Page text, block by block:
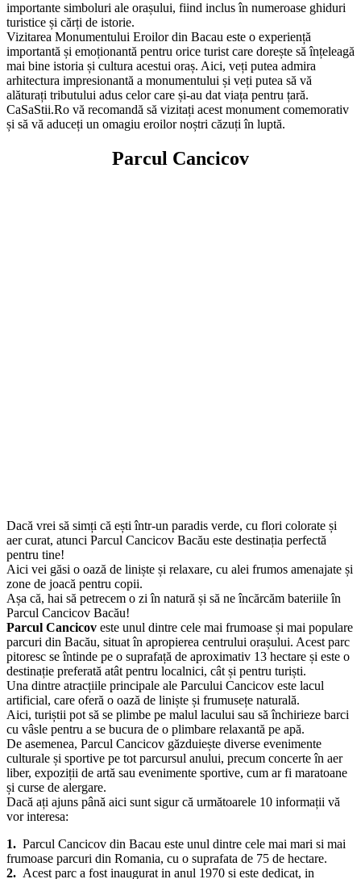
aprecia sacrificiul celor care au luptat pentru libertatea și
independența țării noastre.
10.Monumentul Eroilor din Bacău este unul dintre cele mai
importante simboluri ale orașului, fiind inclus în numeroase ghiduri
turistice și cărți de istorie.
Vizitarea Monumentului Eroilor din Bacau este o experiență
importantă și emoționantă pentru orice turist care dorește să înțeleagă
mai bine istoria și cultura acestui oraș. Aici, veți putea admira
arhitectura impresionantă a monumentului și veți putea să vă
CaSaStii.Ro vă recomandă să vizitați acest monument comemorativ
și să vă aduceți un omagiu eroilor noștri căzuți în luptă.
Dacă vrei să simți că ești într-un paradis verde, cu flori colorate și
aer curat, atunci Parcul Cancicov Bacău este destinația perfectă
pentru tine!
Aici vei găsi o oază de liniște și relaxare, cu alei frumos amenajate și
zone de joacă pentru copii.
Așa că, hai să petrecem o zi în natură și să ne încărcăm bateriile în
Parcul Cancicov Bacău!
Parcul Cancicoveste unul dintre cele mai frumoase și mai populare
parcuri din Bacău, situat în apropierea centrului orașului. Acest parc
pitoresc se întinde pe o suprafață de aproximativ 13 hectare și este o
destinație preferată atât pentru localnici, cât și pentru turiști.
Una dintre atracțiile principale ale Parcului Cancicov este lacul
artificial, care oferă o oază de liniște și frumusețe naturală.
Aici, turiștii pot să se plimbe pe malul lacului sau să închirieze barci
cu vâsle pentru a se bucura de o plimbare relaxantă pe apă.
De asemenea, Parcul Cancicov găzduiește diverse evenimente
culturale și sportive pe tot parcursul anului, precum concerte în aer
liber, expoziții de artă sau evenimente sportive, cum ar fi maratoane
Dacă ați ajuns până aici sunt sigur că următoarele 10 informații vă
vor interesa: